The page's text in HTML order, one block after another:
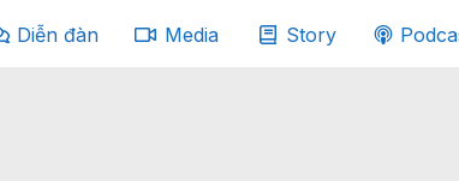
Diễn đàn Media Story